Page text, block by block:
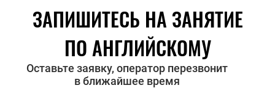
ЗАПИШИТЕСЬ НА ЗАНЯТИЕ
ПО АНГЛИЙСКОМУ
Оставьте заявку, оператор перезвонит
в ближайшее время